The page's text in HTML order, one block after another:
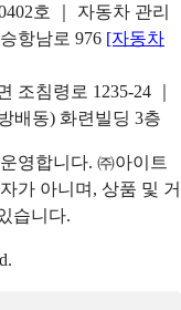
호 ｜ 자동차 관리
항남로 976 [자동차
조침령로 1235-24 ｜
배동) 화련빌딩 3층
영합니다. ㈜아이트
가 아니며, 상품 및 거
습니다.